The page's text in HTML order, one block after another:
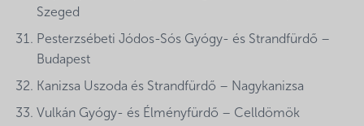
Szeged
Pesterzsébeti Jódos-Sós Gyógy- és Strandfürdő –
Budapest
Kanizsa Uszoda és Strandfürdő – Nagykanizsa
Vulkán Gyógy- és Élményfürdő – Celldömök